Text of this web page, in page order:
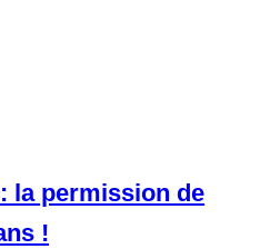
la permission de
!